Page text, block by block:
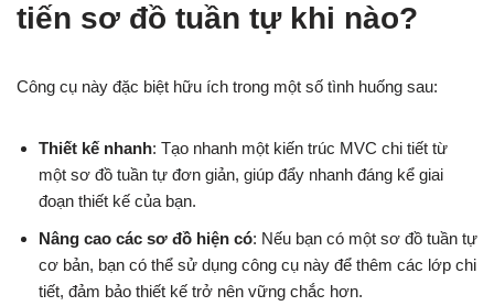
tiến sơ đồ tuần tự khi nào?
Công cụ này đặc biệt hữu ích trong một số tình huống sau:
Thiết kế nhanh: Tạo nhanh một kiến trúc MVC chi tiết từ
một sơ đồ tuần tự đơn giản, giúp đẩy nhanh đáng kể giai
đoạn thiết kế của bạn.
Nâng cao các sơ đồ hiện có: Nếu bạn có một sơ đồ tuần tự
cơ bản, bạn có thể sử dụng công cụ này để thêm các lớp chi
tiết, đảm bảo thiết kế trở nên vững chắc hơn.